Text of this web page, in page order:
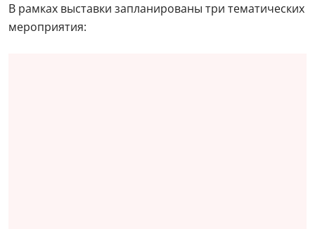
В рамках выставки запланированы три тематических
мероприятия: